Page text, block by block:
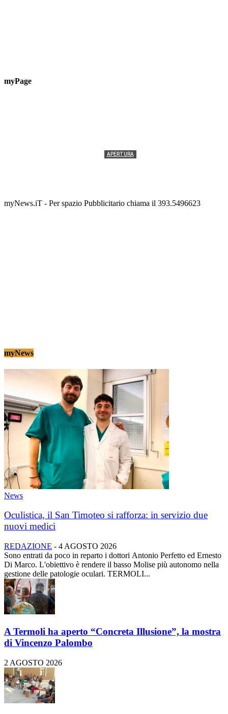
myPage
APERTURA
myNews.iT - Per spazio Pubblicitario chiama il 393.5496623
myNews
News
Oculistica, il San Timoteo si rafforza: in servizio due
nuovi medici
REDAZIONE - 4 AGOSTO 2026
Sono entrati da poco in reparto i dottori Antonio Perfetto ed Ernesto
Di Marco. L'obiettivo è rendere il basso Molise più autonomo nella
gestione delle patologie oculari. TERMOLI...
A Termoli ha aperto “Concreta Illusione”, la mostra
di Vincenzo Palombo
2 AGOSTO 2026